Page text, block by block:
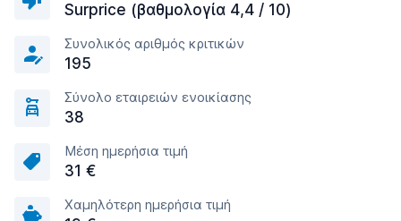
Surprice (βαθμολογία 4,4 / 10)
Συνολικός αριθμός κριτικών
195
Σύνολο εταιρειών ενοικίασης
38
Μέση ημερήσια τιμή
31 €
Χαμηλότερη ημερήσια τιμή